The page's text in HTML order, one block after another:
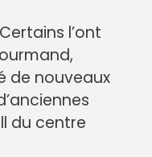
l’ont
de nouveaux
du centre